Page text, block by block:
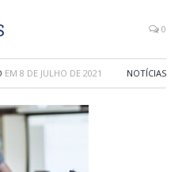
0
EM 8 DE JULHO DE 2021 NOTÍCIAS